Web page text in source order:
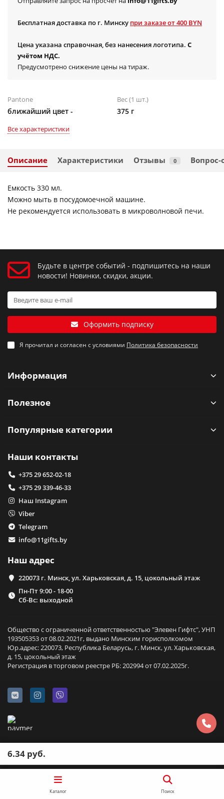
Бесплатная доставка по г. Минску при заказе от 400 BYN
Цена указана справочная, без нанесения логотипа. С
учётом НДС.
Предусмотрено снижение цены на тираж.
Pantone
ближайший цвет -
Вес (1 шт.)
375 г
Все характеристики
Описание Характеристики Отзывы 0 Вопрос-
Емкость 330 мл.
Можно мыть в посудомоечной машине.
Не рекомендуется использовать в микроволновой печи.
Будьте в центре событий - подпишитесь на наши
новости! Новинки, скидки, акции.
Оформить подписку
Я прочитал и согласен с условиями Политика безопасности
Информация
Полезное
Популярные категории
Наши контакты
+375 29 652-02-18
+375 29 339-46-33
Наш Instagram
Viber
Telegram
info@11gifts.by
Наш адрес
220073 г. Минск, ул. Харьковская, д. 15, цокольный этаж
Пн-Пт 9:00 - 18-00
Сб-Вс: выходной
Общество с ограниченной ответственностью "Элевен Гифтс", УНП
193505353 от 08.02.2021г, выдано Минским горисполкомом
Юр.адрес: 220073, Республика Беларусь, г. Минск, ул. Харьковская,
д. 15, цокольный этаж
Регистрация в торговом реестре РБ: 202994 от 07.02.2025г.
6.34 руб.
Каталог Поиск